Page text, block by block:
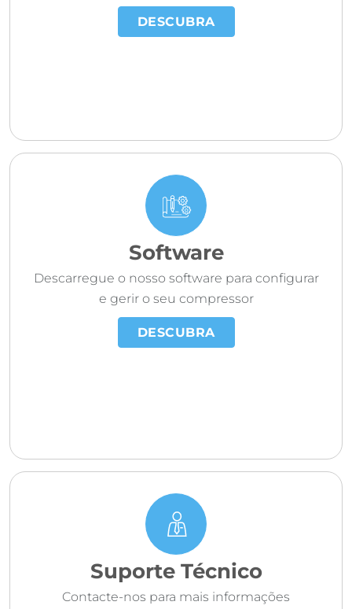
DESCUBRA
Software
Descarregue o nosso software para configurar
e gerir o seu compressor
DESCUBRA
Suporte Técnico
Contacte-nos para mais informações